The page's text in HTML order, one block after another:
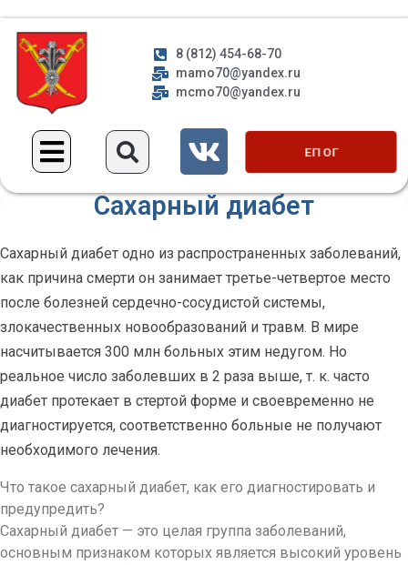
8 (812) 454-68-70
mamo70@yandex.ru
mcmo70@yandex.ru
ЕП ОГ
Сахарный диабет
Cахарный диабет одно из распространенных заболеваний,
как причина смерти он занимает третье-четвертое место
после болезней сердечно-сосудистой системы,
злокачественных новообразований и травм. В мире
насчитывается 300 млн больных этим недугом. Но
реальное число заболевших в 2 раза выше, т. к. часто
диабет протекает в стертой форме и своевременно не
диагностируется, соответственно больные не получают
необходимого лечения.
Что такое сахарный диабет, как его диагностировать и
предупредить?
Сахарный диабет — это целая группа заболеваний,
основным признаком которых является высокий уровень